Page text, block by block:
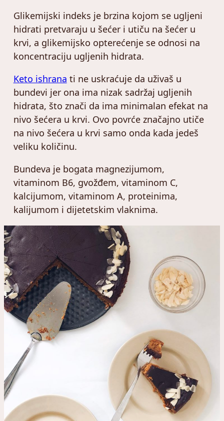
Glikemijski indeks je brzina kojom se ugljeni
hidrati pretvaraju u šećer i utiču na šećer u
krvi, a glikemijsko opterećenje se odnosi na
koncentraciju ugljenih hidrata.
Keto ishrana ti ne uskraćuje da uživaš u
bundevi jer ona ima nizak sadržaj ugljenih
hidrata, što znači da ima minimalan efekat na
nivo šećera u krvi. Ovo povrće značajno utiče
na nivo šećera u krvi samo onda kada jedeš
veliku količinu.
Bundeva je bogata magnezijumom,
vitaminom B6, gvožđem, vitaminom C,
kalcijumom, vitaminom A, proteinima,
kalijumom i dijetetskim vlaknima.